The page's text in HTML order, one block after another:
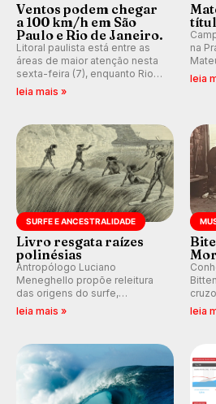
Ventos podem chegar
a 100 km/h em São
Paulo e Rio de Janeiro.
Litoral paulista está entre as
áreas de maior atenção nesta
sexta-feira (7), enquanto Rio
de Janeiro também recebe
km/h em Itanhaém.
leia mais »
na
em
leia
SURFE E ANCESTRALIDADE
Livro resgata raízes
polinésias
Antropólogo Luciano
Meneghello propõe releitura
das origens do surfe,
resgatando a cultura polinésia
prática em esporte e indústria.
leia mais »
ao
leia